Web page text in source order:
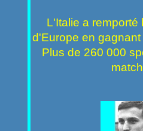
L'Italie a remporté
d'Europe en
Plus de 260 000